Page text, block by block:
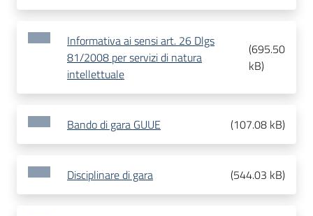
Informativa ai sensi art. 26 Dlgs
81/2008 per servizi di natura
intellettuale
(695.50
kB)
Bando di gara GUUE (107.08 kB)
Disciplinare di gara (544.03 kB)